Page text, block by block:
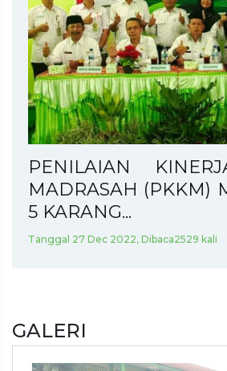
PENILAIAN
MADRASAH (PKKM)
5 KARANG...
Tanggal 27 Dec 2022, Dibaca2529 kali
GALERI